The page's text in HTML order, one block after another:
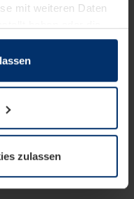
mit weiteren Daten
gesammelt
unbedingt
Typen benötigen
können Sie jederzeit
ändern oder
zulassen